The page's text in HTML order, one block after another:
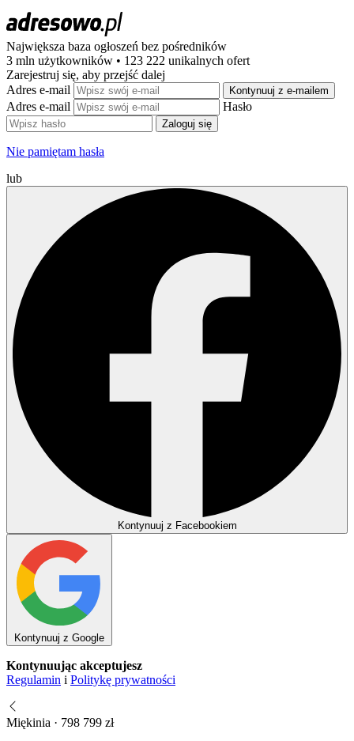
Największa baza ogłoszeń bez pośredników
3 mln użytkowników • 123 222 unikalnych ofert
Zarejestruj się, aby przejść dalej
Adres e-mail
Kontynuuj z e-mailem
Adres e-mail Hasło
Zaloguj się
Nie pamiętam hasła
lub
Kontynuuj z Facebookiem
Kontynuuj z Google
Kontynuując akceptujesz
Regulamin i Politykę prywatności
Miękinia · 798 799 zł